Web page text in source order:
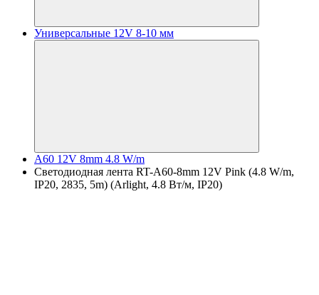
Универсальные 12V 8-10 мм
A60 12V 8mm 4.8 W/m
Светодиодная лента RT-A60-8mm 12V Pink (4.8 W/m,
IP20, 2835, 5m) (Arlight, 4.8 Вт/м, IP20)